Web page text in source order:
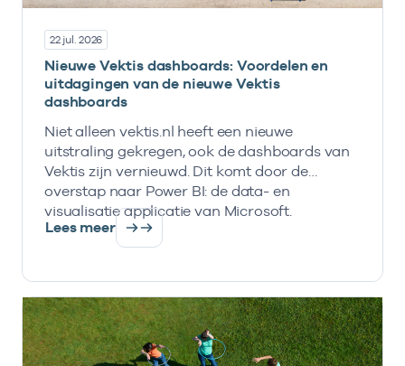
22 jul. 2026
Nieuwe Vektis dashboards: Voordelen en
uitdagingen van de nieuwe Vektis
dashboards
Niet alleen vektis.nl heeft een nieuwe
uitstraling gekregen, ook de dashboards van
Vektis zijn vernieuwd. Dit komt door de
overstap naar Power BI: de data- en
visualisatie applicatie van Microsoft.
Lees meer